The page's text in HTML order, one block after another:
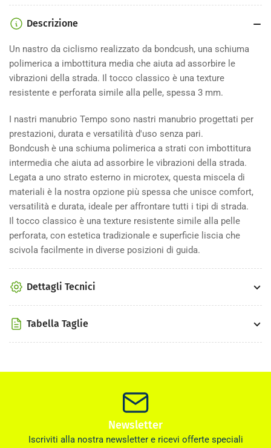
Descrizione
Un nastro da ciclismo realizzato da bondcush, una schiuma
polimerica a imbottitura media che aiuta ad assorbire le
vibrazioni della strada. Il tocco classico è una texture
resistente e perforata simile alla pelle, spessa 3 mm.
I nastri manubrio Tempo sono nastri manubrio progettati per
prestazioni, durata e versatilità d'uso senza pari.
Bondcush è una schiuma polimerica a strati con imbottitura
intermedia che aiuta ad assorbire le vibrazioni della strada.
Legata a uno strato esterno in microtex, questa miscela di
materiali è la nostra opzione più spessa che unisce comfort,
versatilità e durata, ideale per affrontare tutti i tipi di strada.
Il tocco classico è una texture resistente simile alla pelle
perforata, con estetica tradizionale e superficie liscia che
scivola facilmente in diverse posizioni di guida.
Dettagli Tecnici
Tabella Taglie
Newsletter
Iscriviti alla nostra newsletter e ricevi offerte speciali